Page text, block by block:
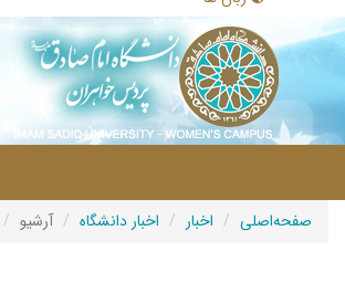
صفحه‌اصلی اخبار اخبار دانشگاه آرشیو